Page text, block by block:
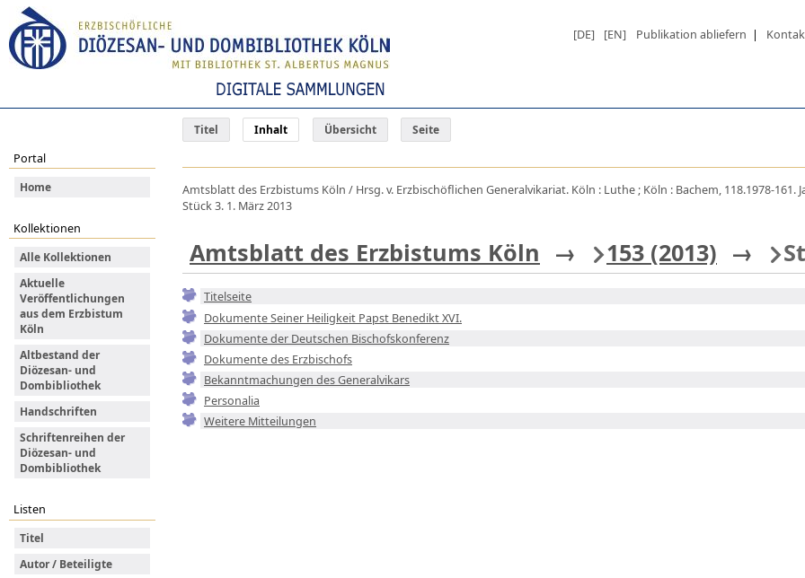
[DE] [EN] Publikation abliefern |
Titel Inhalt Übersicht Seite
Portal
Home
Kollektionen
Alle Kollektionen
Aktuelle
Veröffentlichungen
aus dem Erzbistum
Köln
Altbestand der
Diözesan- und
Dombibliothek
Handschriften
Schriftenreihen der
Diözesan- und
Dombibliothek
Listen
Titel
Autor / Beteiligte
Amtsblatt des Erzbistums Köln / Hrsg. v. Erzbischöflichen Generalvikariat. Köln : Luthe ; Köln : Bachem, 118.1978-161.
Stück 3. 1. März 2013
Amtsblatt des Erzbistums Köln → 153 (2013) →
Titelseite
Dokumente Seiner Heiligkeit Papst Benedikt XVI.
Dokumente der Deutschen Bischofskonferenz
Dokumente des Erzbischofs
Bekanntmachungen des Generalvikars
Personalia
Weitere Mitteilungen